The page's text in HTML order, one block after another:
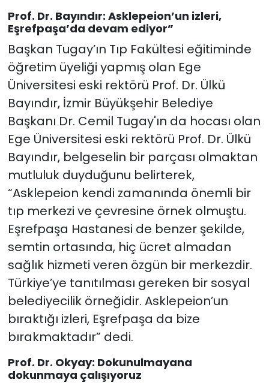
Prof. Dr. Bayındır: Asklepeion’un izleri,
Eşrefpaşa’da devam ediyor”
Başkan Tugay’ın Tıp Fakültesi eğitiminde
öğretim üyeliği yapmış olan Ege
Üniversitesi eski rektörü Prof. Dr. Ülkü
Bayındır, İzmir Büyükşehir Belediye
Başkanı Dr. Cemil Tugay'ın da hocası olan
Ege Üniversitesi eski rektörü Prof. Dr. Ülkü
Bayındır, belgeselin bir parçası olmaktan
mutluluk duyduğunu belirterek,
“Asklepeion kendi zamanında önemli bir
tıp merkezi ve çevresine örnek olmuştu.
Eşrefpaşa Hastanesi de benzer şekilde,
semtin ortasında, hiç ücret almadan
sağlık hizmeti veren özgün bir merkezdir.
Türkiye’ye tanıtılması gereken bir sosyal
belediyecilik örneğidir. Asklepeion’un
bıraktığı izleri, Eşrefpaşa da bize
bırakmaktadır” dedi.
Prof. Dr. Okyay: Dokunulmayana
dokunmaya çalışıyoruz